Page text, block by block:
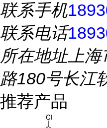
联系手机
联系电话
所在地址上海
路180号长江
推荐产品